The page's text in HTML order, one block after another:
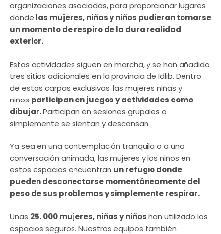
organizaciones asociadas, para proporcionar lugares
donde las mujeres, niñas y niños pudieran tomarse
un momento de respiro de la dura realidad
exterior.
Estas actividades siguen en marcha, y se han añadido
tres sitios adicionales en la provincia de Idlib. Dentro
de estas carpas exclusivas, las mujeres niñas y
niños participan en juegos y actividades como
dibujar.Participan en sesiones grupales o
simplemente se sientan y descansan.
Ya sea en una contemplación tranquila o a una
conversación animada, las mujeres y los niños en
estos espacios encuentran un refugio donde
pueden desconectarse momentáneamente del
peso de sus problemas y simplemente respirar.
Unas 25. 000 mujeres, niñas y niños han utilizado los
espacios seguros. Nuestros equipos también